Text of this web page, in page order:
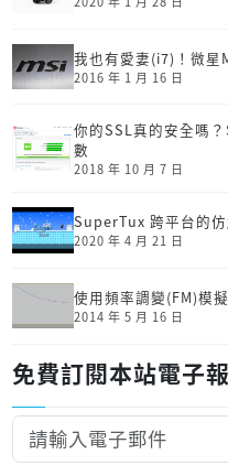
我也有愛妻(i7)！微星
2016 年 1 月 16 日
你的SSL真的安全嗎
數
2018 年 10 月 7 日
SuperTux 跨平台的
2020 年 4 月 21 日
使用頻率調變(FM)模
2014 年 5 月 16 日
免費訂閱本站電子報